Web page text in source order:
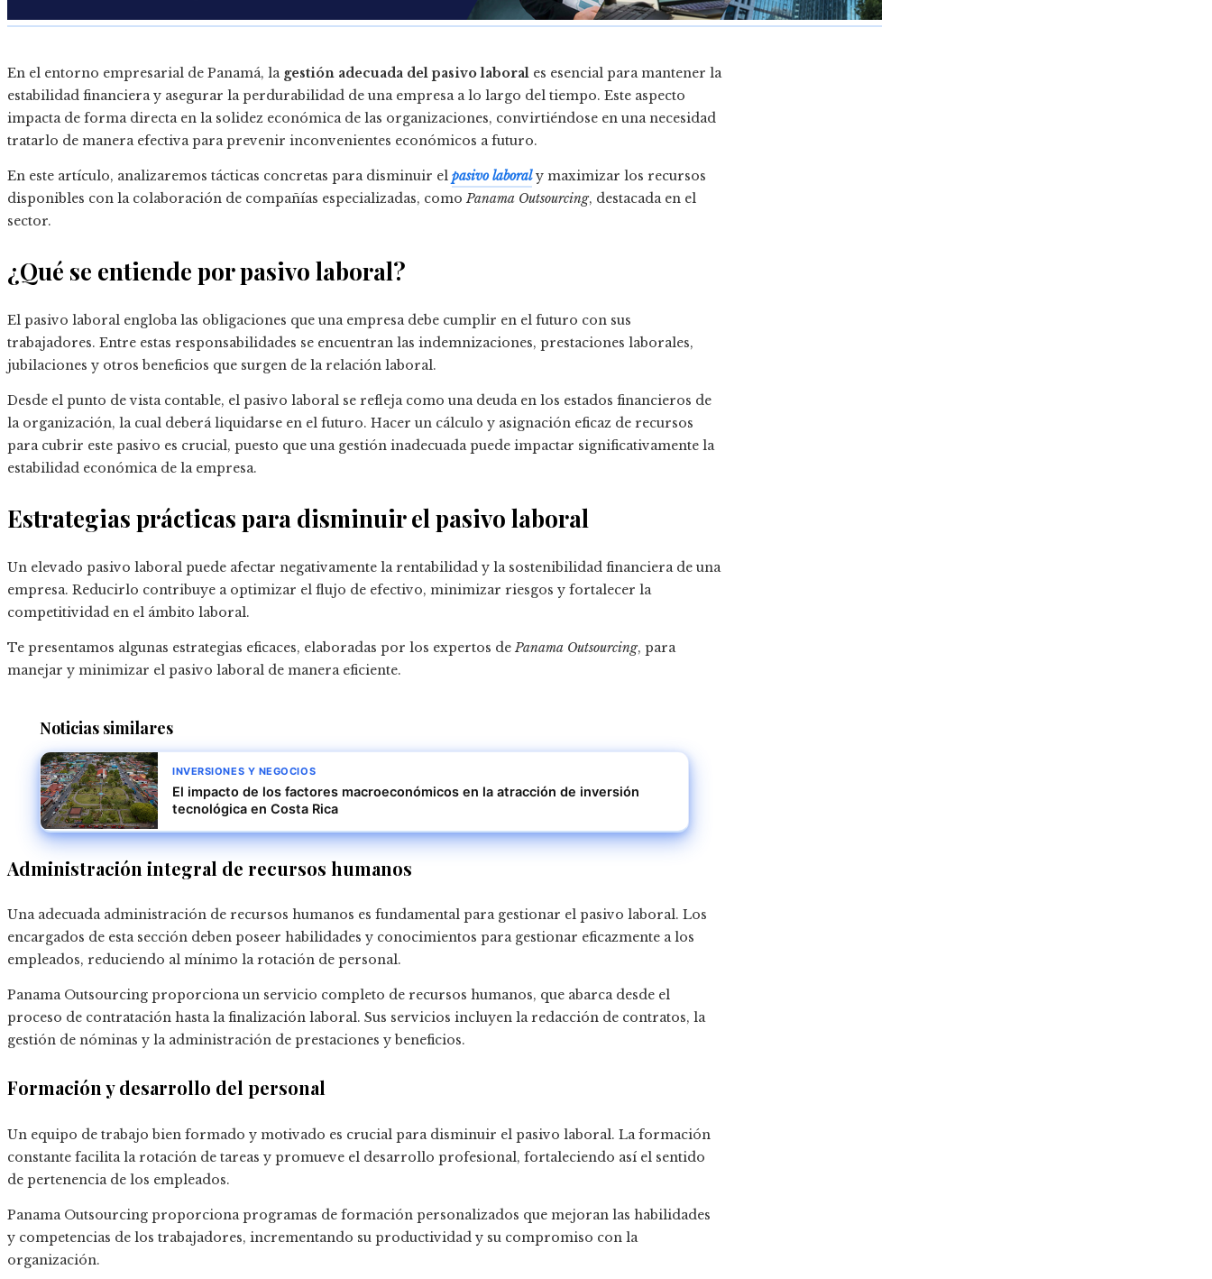
En el entorno empresarial de Panamá, la gestión adecuada del pasivo laboral es esencial para mantener la
estabilidad financiera y asegurar la perdurabilidad de una empresa a lo largo del tiempo. Este aspecto
impacta de forma directa en la solidez económica de las organizaciones, convirtiéndose en una necesidad
tratarlo de manera efectiva para prevenir inconvenientes económicos a futuro.
En este artículo, analizaremos tácticas concretas para disminuir el pasivo laboraly maximizar los recursos
disponibles con la colaboración de compañías especializadas, comoPanama Outsourcing, destacada en el
sector.
¿Qué se entiende por pasivo laboral?
El pasivo laboral engloba las obligaciones que una empresa debe cumplir en el futuro con sus
trabajadores. Entre estas responsabilidades se encuentran las indemnizaciones, prestaciones laborales,
jubilaciones y otros beneficios que surgen de la relación laboral.
Desde el punto de vista contable, el pasivo laboral se refleja como una deuda en los estados financieros de
la organización, la cual deberá liquidarse en el futuro. Hacer un cálculo y asignación eficaz de recursos
para cubrir este pasivo es crucial, puesto que una gestión inadecuada puede impactar significativamente la
estabilidad económica de la empresa.
Estrategias prácticas para disminuir el pasivo laboral
Un elevado pasivo laboral puede afectar negativamente la rentabilidad y la sostenibilidad financiera de una
empresa. Reducirlo contribuye a optimizar el flujo de efectivo, minimizar riesgos y fortalecer la
competitividad en el ámbito laboral.
Te presentamos algunas estrategias eficaces, elaboradas por los expertos dePanama Outsourcing, para
manejar y minimizar el pasivo laboral de manera eficiente.
Noticias similares
INVERSIONES Y NEGOCIOS
El impacto de los factores macroeconómicos en la atracción de inversión
tecnológica en Costa Rica
Administración integral de recursos humanos
Una adecuada administración de recursos humanos es fundamental para gestionar el pasivo laboral. Los
encargados de esta sección deben poseer habilidades y conocimientos para gestionar eficazmente a los
empleados, reduciendo al mínimo la rotación de personal.
Panama Outsourcing proporciona un servicio completo de recursos humanos, que abarca desde el
proceso de contratación hasta la finalización laboral. Sus servicios incluyen la redacción de contratos, la
gestión de nóminas y la administración de prestaciones y beneficios.
Formación y desarrollo del personal
Un equipo de trabajo bien formado y motivado es crucial para disminuir el pasivo laboral. La formación
constante facilita la rotación de tareas y promueve el desarrollo profesional, fortaleciendo así el sentido
de pertenencia de los empleados.
Panama Outsourcing proporciona programas de formación personalizados que mejoran las habilidades
y competencias de los trabajadores, incrementando su productividad y su compromiso con la
organización.